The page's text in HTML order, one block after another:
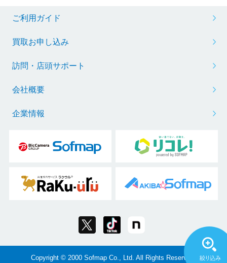
ご利用ガイド
買取お申し込み
訪問・店頭サポート
会社概要
企業情報
Copyright © 2000 Sofmap Co., Ltd. All Rights Reserved.